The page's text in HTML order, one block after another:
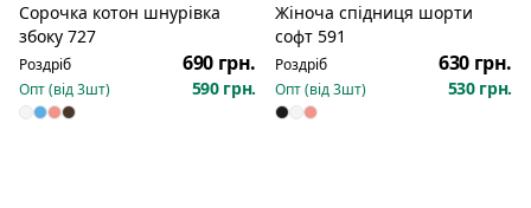
Сорочка котон шнурівка
збоку 727
Роздріб 690 грн.
Опт (від3шт) 590 грн.
Жіноча спідниця шорти
софт 591
Роздріб 630 грн.
Опт (від3шт) 530 грн.